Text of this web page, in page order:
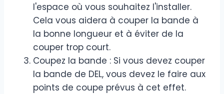
l'espace où vous souhaitez l'installer.
Cela vous aidera à couper la bande à
la bonne longueur et à éviter de la
couper trop court.
Coupez la bande : Si vous devez couper
la bande de DEL, vous devez le faire aux
points de coupe prévus à cet effet.